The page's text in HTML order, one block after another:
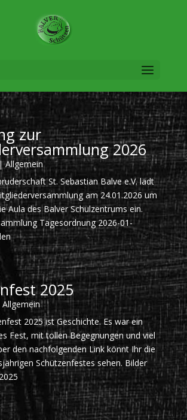
zur
2026
Allgemein
St. Sebastian Balve e.V. lädt
am 24.01.2026 um
Aula des Balver Schulzentrums ein.
Tagesordnung 2026-01-
2025
Allgemein
2025 ist Geschichte. Es war ein
Fest, mit tollen Begegnungen und viel
den nachfolgenden Link könnt Ihr die
Schützenfestes sehen. Bilder